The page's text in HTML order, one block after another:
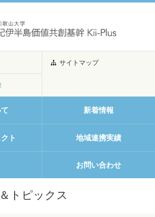
サイトマップ
新着情報
ト 地域連携実績
お問い合わせ
トピックス